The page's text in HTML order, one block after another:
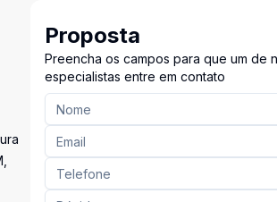
Proposta
Preencha os campos para que um de
especialistas entre em contato